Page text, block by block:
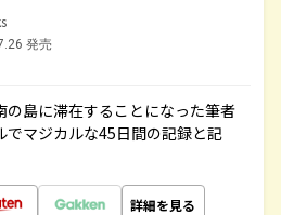
発売
の島に滞在することになった筆者
マジカルな45日間の記録と記
詳細を見る